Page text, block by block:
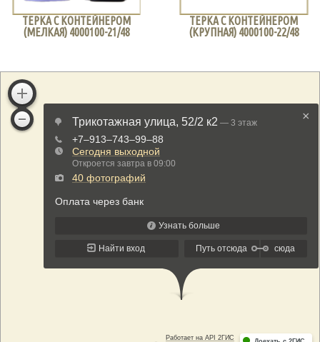
ТЕРКА С КОНТЕЙНЕРОМ
(МЕЛКАЯ) 4000100-21/48
ТЕРКА С КОНТЕЙНЕРОМ
(КРУПНАЯ) 4000100-22/48